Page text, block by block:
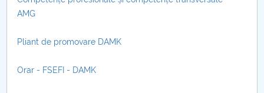
Asistenţă medicală generală
AMG
Pliant de promovare DAMK
Orar - FSEFI - DAMK